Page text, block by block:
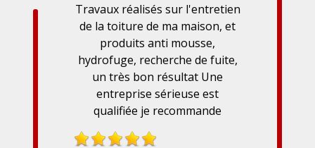
Travaux réalisés sur l'entretien
de la toiture de ma maison, et
produits anti mousse,
hydrofuge, recherche de fuite,
un très bon résultat Une
entreprise sérieuse est
qualifiée je recommande